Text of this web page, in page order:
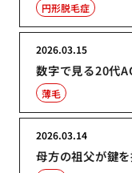
円形脱毛症
数字で見る20代
2026.03.15
薄毛
母方の祖父が鍵
2026.03.14